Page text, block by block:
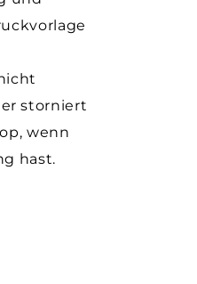
storniert
wenn
hast.